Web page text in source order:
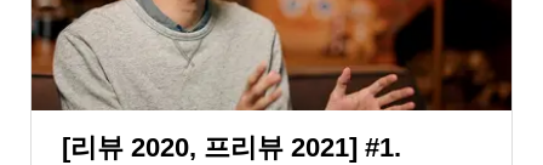
[리뷰 2020, 프리뷰 2021] #1.